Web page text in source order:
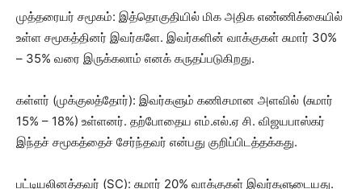
முத்தரையர் சமூகம்: இத்தொகுதியில் மிக அதிக எண்ணிக்கையில்
உள்ள சமூகத்தினர் இவர்களே. இவர்களின் வாக்குகள் சுமார் 30%
– 35% வரை இருக்கலாம் எனக் கருதப்படுகிறது.
கள்ளர் (முக்குலத்தோர்): இவர்களும் கணிசமான அளவில் (சுமார்
15% – 18%) உள்ளனர். தற்போதைய எம்.எல்.ஏ சி. விஜயபாஸ்கர்
இந்தச் சமூகத்தைச் சேர்ந்தவர் என்பது குறிப்பிடத்தக்கது.
பட்டியலினத்தவர் (SC): சுமார் 20% வாக்குகள் இவர்களுடையது.